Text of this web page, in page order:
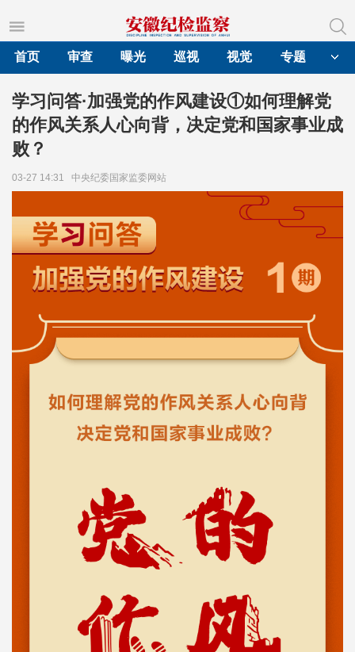
首页
审查 曝光 巡视 视觉 专题
学习问答·加强党的作风建设①如何理解党
的作风关系人心向背，决定党和国家事业成
败？
03-27 14:31 中央纪委国家监委网站